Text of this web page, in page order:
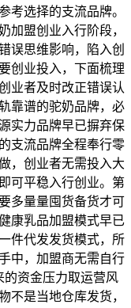
考选择的支流品牌。
加盟创业入行阶段，
误思维影响，陷入创
创业投入，下面梳理
业者及时改正错误认
靠谱的驼奶品牌，必
实力品牌早已摒弃保
支流品牌全程奉行零
，创业者无需投入大
可平稳入行创业。第
多量量囤货备货才可
康乳品加盟模式早已
件代发发货模式，所
中，加盟商无需自行
的资金压力取运营风
不是当地仓库发货，